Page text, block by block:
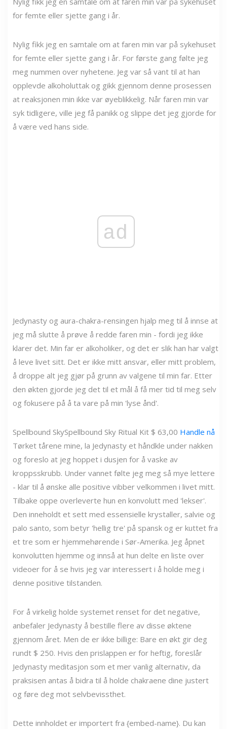
for femte eller sjette gang i år.
Nylig fikk jeg en samtale om at faren min var på sykehuset
for femte eller sjette gang i år. For første gang følte jeg
meg nummen over nyhetene. Jeg var så vant til at han
opplevde alkoholuttak og gikk gjennom denne prosessen
at reaksjonen min ikke var øyeblikkelig. Når faren min var
syk tidligere, ville jeg få panikk og slippe det jeg gjorde for
å være ved hans side.
ad
Jedynasty og aura-chakra-rensingen hjalp meg til å innse at
jeg må slutte å prøve å redde faren min - fordi jeg ikke
klarer det. Min far er alkoholiker, og det er slik han har valgt
å leve livet sitt. Det er ikke mitt ansvar, eller mitt problem,
å droppe alt jeg gjør på grunn av valgene til min far. Etter
den økten gjorde jeg det til et mål å få mer tid til meg selv
og fokusere på å ta vare på min 'lyse ånd'.
Spellbound SkySpellbound Sky Ritual Kit $ 63,00 Handle nå
Tørket tårene mine, la Jedynasty et håndkle under nakken
og foreslo at jeg hoppet i dusjen for å vaske av
kroppsskrubb. Under vannet følte jeg meg så mye lettere
- klar til å ønske alle positive vibber velkommen i livet mitt.
Tilbake oppe overleverte hun en konvolutt med 'lekser'.
Den inneholdt et sett med essensielle krystaller, salvie og
palo santo, som betyr 'hellig tre' på spansk og er kuttet fra
et tre som er hjemmehørende i Sør-Amerika. Jeg åpnet
konvolutten hjemme og innså at hun delte en liste over
videoer for å se hvis jeg var interessert i å holde meg i
denne positive tilstanden.
For å virkelig holde systemet renset for det negative,
anbefaler Jedynasty å bestille flere av disse øktene
gjennom året. Men de er ikke billige: Bare en økt gir deg
rundt $ 250. Hvis den prislappen er for heftig, foreslår
Jedynasty meditasjon som et mer vanlig alternativ, da
praksisen antas å bidra til å holde chakraene dine justert
og føre deg mot selvbevissthet.
Dette innholdet er importert fra {embed-name}. Du kan